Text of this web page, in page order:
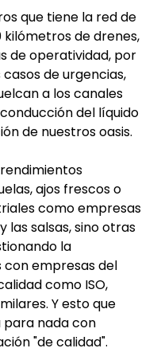
que tiene la red de
kilómetros de drenes,
de operatividad, por
de urgencias,
a los canales
del líquido
de nuestros oasis.
ajos frescos o
como empresas
las salsas, sino otras
la
empresas del
como ISO,
Y esto que
para nada con
"de calidad".